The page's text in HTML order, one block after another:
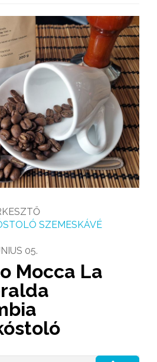
SZEMESKÁVÉ
05.
Mocca La